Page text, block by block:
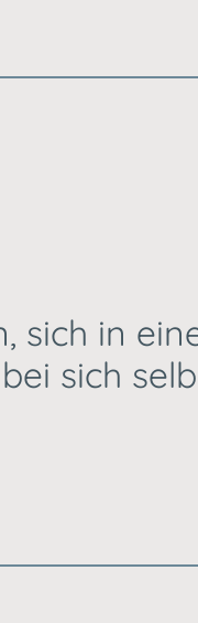
sich in
sich